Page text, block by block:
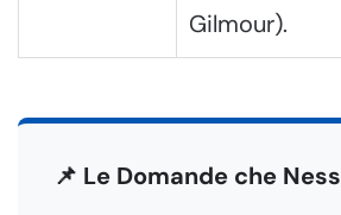
Gilmour).
📌 Le Domande che